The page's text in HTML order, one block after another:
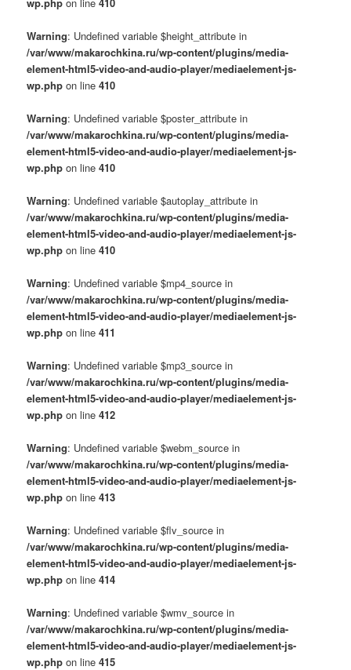
Warning: Undefined variable $height_attribute in
/var/www/makarochkina.ru/wp-content/plugins/media-
element-html5-video-and-audio-player/mediaelement-js-
wp.php on line410
Warning: Undefined variable $poster_attribute in
/var/www/makarochkina.ru/wp-content/plugins/media-
element-html5-video-and-audio-player/mediaelement-js-
wp.php on line410
Warning: Undefined variable $autoplay_attribute in
/var/www/makarochkina.ru/wp-content/plugins/media-
element-html5-video-and-audio-player/mediaelement-js-
wp.php on line410
Warning: Undefined variable $mp4_source in
/var/www/makarochkina.ru/wp-content/plugins/media-
element-html5-video-and-audio-player/mediaelement-js-
wp.php on line411
Warning: Undefined variable $mp3_source in
/var/www/makarochkina.ru/wp-content/plugins/media-
element-html5-video-and-audio-player/mediaelement-js-
wp.php on line412
Warning: Undefined variable $webm_source in
/var/www/makarochkina.ru/wp-content/plugins/media-
element-html5-video-and-audio-player/mediaelement-js-
wp.php on line413
Warning: Undefined variable $flv_source in
/var/www/makarochkina.ru/wp-content/plugins/media-
element-html5-video-and-audio-player/mediaelement-js-
wp.php on line414
Warning: Undefined variable $wmv_source in
/var/www/makarochkina.ru/wp-content/plugins/media-
element-html5-video-and-audio-player/mediaelement-js-
wp.php on line415